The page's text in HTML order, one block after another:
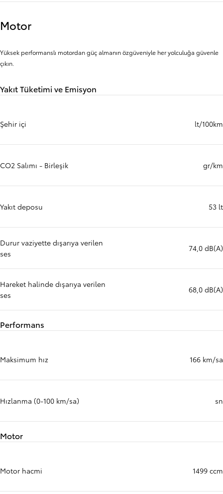
Motor
Yüksek performanslı motordan güç almanın özgüveniyle her yolculuğa güvenle
çıkın.
Yakıt Tüketimi ve Emisyon
Şehir içi lt/100km
CO2 Salımı - Birleşik gr/km
Yakıt deposu 53 lt
Durur vaziyette dışarıya verilen
ses
74,0 dB(A)
Hareket halinde dışarıya verilen
ses
68,0 dB(A)
Performans
Maksimum hız 166 km/sa
Hızlanma (0-100 km/sa) sn
Motor
Motor hacmi 1499 ccm